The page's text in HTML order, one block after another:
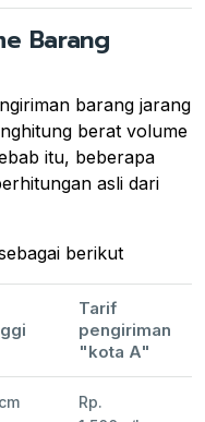
Barang
barang jarang
berat volume
itu, beberapa
asli dari
berikut
Tarif
pengiriman
"kota A"
Rp.